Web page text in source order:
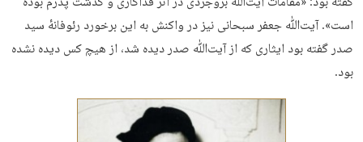
است». آیت‌ﷲ جعفر سبحانی نیز در واکنش به این برخورد رئوفانهٔ سید
صدر گفته بود ایثاری که از آیت‌ﷲ صدر دیده شد، از هیچ کس دیده نشده
بود.